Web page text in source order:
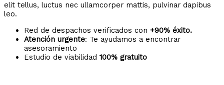
elit tellus, luctus nec ullamcorper mattis, pulvinar dapibus
leo.
Red de despachos verificados con +90% éxito.
Atención urgente: Te ayudamos a encontrar
asesoramiento
Estudio de viabilidad 100% gratuito